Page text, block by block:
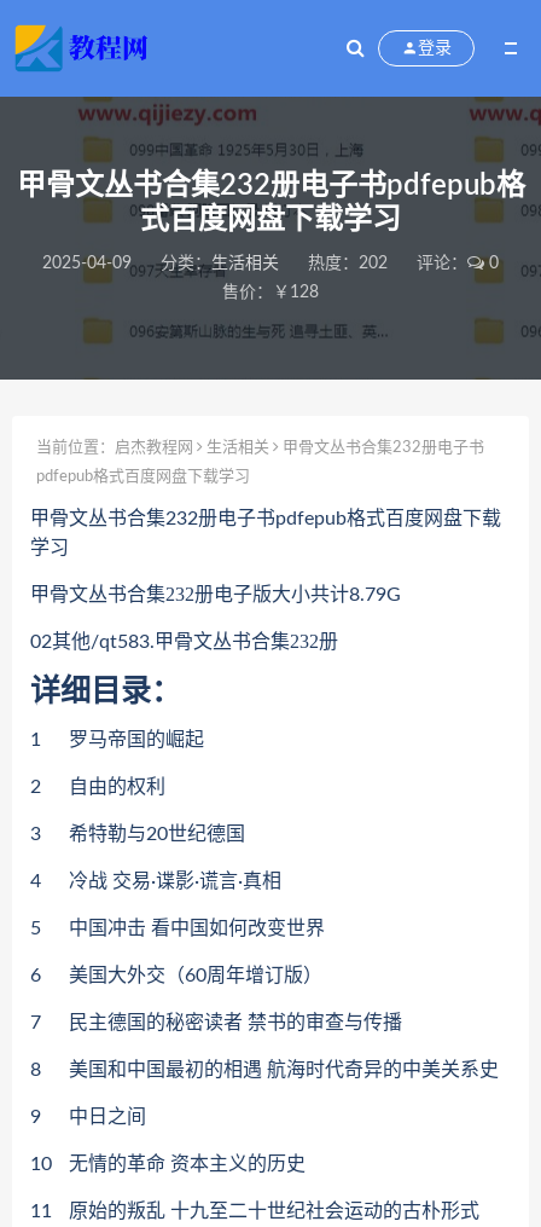
登录
甲骨文丛书合集232册电子书pdfepub格
式百度网盘下载学习
2025-04-09 分类：生活相关 热度：202 评论：
0
售价：￥128
当前位置： 启杰教程网 生活相关
甲骨文丛书合集232册电子书
pdfepub格式百度网盘下载学习
甲骨文丛书合集232册电子书pdfepub格式百度网盘下载
学习
甲骨文丛书合集232册电子版大小共计8.79G
02其他/qt583.甲骨文丛书合集232册
详细目录：
1 罗马帝国的崛起
2 自由的权利
3 希特勒与20世纪德国
4 冷战 交易·谍影·谎言·真相
5 中国冲击 看中国如何改变世界
6 美国大外交（60周年增订版）
7 民主德国的秘密读者 禁书的审查与传播
8 美国和中国最初的相遇 航海时代奇异的中美关系史
9 中日之间
10 无情的革命 资本主义的历史
11 原始的叛乱 十九至二十世纪社会运动的古朴形式